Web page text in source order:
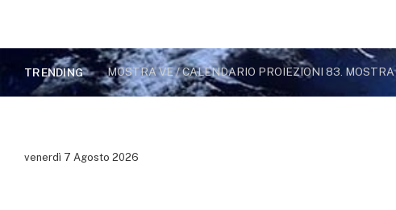
TRENDING MOSTRA VE / CALENDARIO PROIEZIONI 83. MOSTRA
venerdì 7 Agosto 2026